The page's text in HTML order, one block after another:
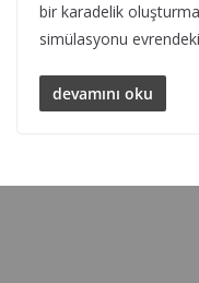
bir karadelik
simülasyonu
devamını oku